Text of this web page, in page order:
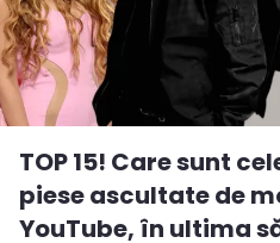
TOP 15! Care sunt
piese ascultate de
YouTube, în ultima